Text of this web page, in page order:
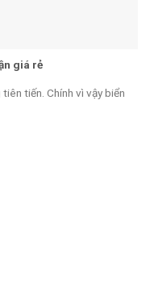
giá rẻ
tiến. Chính vì vậy biển